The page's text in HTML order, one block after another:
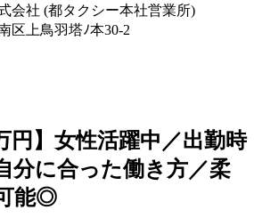
会社 (都タクシー本社営業所)
区上鳥羽塔ﾉ本30-2
円】女性活躍中／出勤時
分に合った働き方／柔
能◎